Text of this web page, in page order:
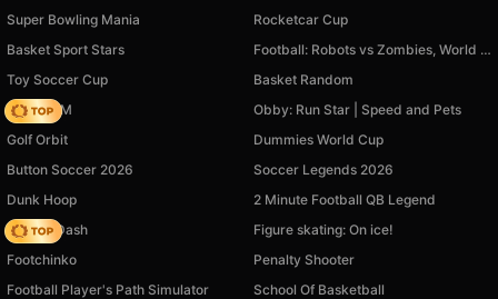
Super Bowling Mania
Rocketcar Cup
Basket Sport Stars
Football: Robots vs Zombies, World Cup!
Toy Soccer Cup
Basket Random
Moto X3M
Obby: Run Star | Speed and Pets
Golf Orbit
Dummies World Cup
Button Soccer 2026
Soccer Legends 2026
Dunk Hoop
2 Minute Football QB Legend
Soccer Dash
Figure skating: On ice!
Footchinko
Penalty Shooter
Football Player's Path Simulator
School Of Basketball